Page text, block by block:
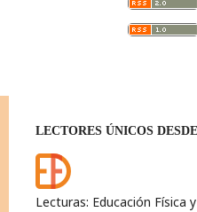
LECTORES ÚNICOS
Lecturas: Educación Física